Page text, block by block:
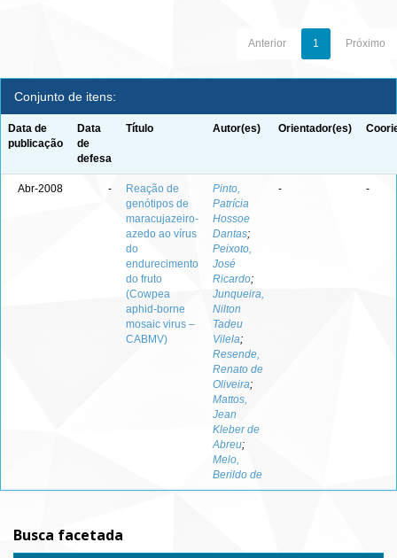
Anterior 1 Próximo
Conjunto de itens:
Data de
publicação
Data
de
defesa
Título Autor(es) Orientador(es)
Abr-2008 -
Reação de
genótipos de
maracujazeiro-
azedo ao vírus
do
endurecimento
do fruto
(Cowpea
aphid-borne
mosaic virus –
CABMV)
Pinto,
Patrícia
Hossoe
Dantas;
Peixoto,
José
Ricardo;
Junqueira,
Nilton
Tadeu
Vilela;
Resende,
Renato de
Oliveira;
Mattos,
Jean
Kleber de
Abreu;
Melo,
Berildo de
- -
Busca facetada